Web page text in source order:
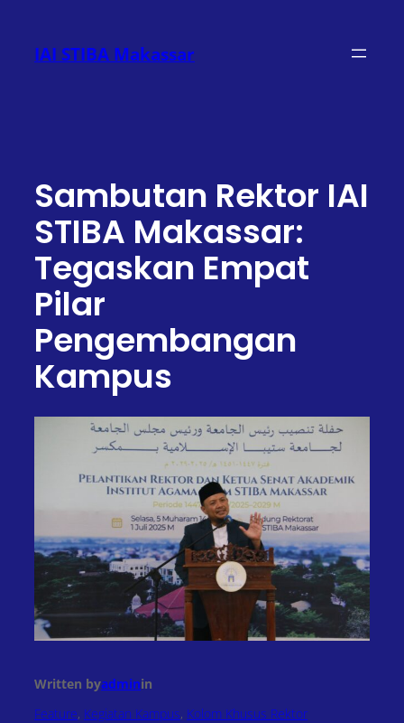
konten
IAI STIBA Makassar
Sambutan Rektor IAI
STIBA Makassar:
Tegaskan Empat
Pilar
Pengembangan
Kampus
Written byadminin
Feature, Kegiatan Kampus, Kolom Khusus Rektor